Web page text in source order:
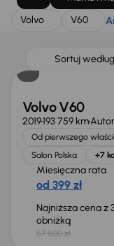
Volvo
V60
Sortuj według
Taniej o 500 zł
Volvo V60
2019193 759 km
Od pierwszego
Salon Polska
+7
Miesięczna rata
od 399 zł
Najniższa cena z
obniżką
67 500 zł
Taniej o 3 000 zł